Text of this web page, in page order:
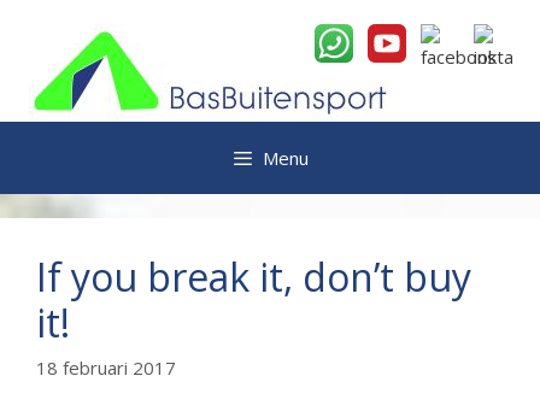
inhoud
Menu
If you break it, don’t buy
it!
18 februari 2017